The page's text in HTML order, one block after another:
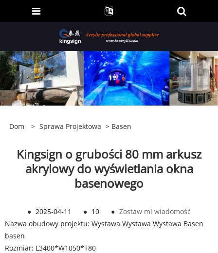
Dom > Sprawa Projektowa > Basen
Kingsign o grubości 80 mm arkusz
akrylowy do wyświetlania okna
basenowego
● 2025-04-11 ● 10 ● Zostaw mi wiadomość
Nazwa obudowy projektu: Wystawa Wystawa Wystawa Basen
basen
Rozmiar: L3400*W1050*T80